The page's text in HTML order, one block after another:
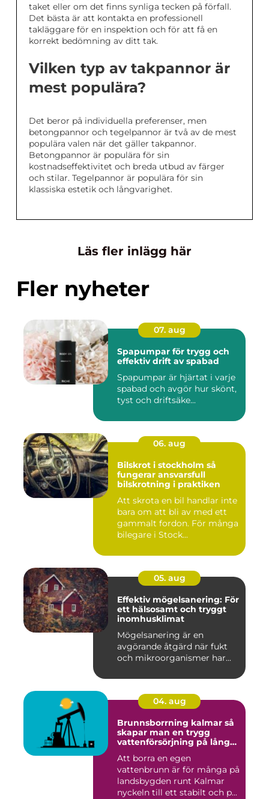
taket eller om det finns synliga tecken på förfall.
Det bästa är att kontakta en professionell
takläggare för en inspektion och för att få en
korrekt bedömning av ditt tak.
Vilken typ av takpannor är
mest populära?
Det beror på individuella preferenser, men
betongpannor och tegelpannor är två av de mest
populära valen när det gäller takpannor.
Betongpannor är populära för sin
kostnadseffektivitet och breda utbud av färger
och stilar. Tegelpannor är populära för sin
klassiska estetik och långvarighet.
Läs fler inlägg här
Fler nyheter
07. aug
Spapumpar för trygg och
effektiv drift av spabad
Spapumpar är hjärtat i varje
spabad och avgör hur skönt,
tyst och driftsäke...
06. aug
Bilskrot i stockholm så
fungerar ansvarsfull
bilskrotning i praktiken
Att skrota en bil handlar inte
bara om att bli av med ett
gammalt fordon. För många
bilegare i Stock...
05. aug
Effektiv mögelsanering: För
ett hälsosamt och tryggt
inomhusklimat
Mögelsanering är en
avgörande åtgärd när fukt
och mikroorganismer har...
04. aug
Brunnsborrning kalmar så
skapar man en trygg
vattenförsörjning på lång
Att borra en egen
vattenbrunn är för många på
landsbygden runt Kalmar
nyckeln till ett stabilt och p...